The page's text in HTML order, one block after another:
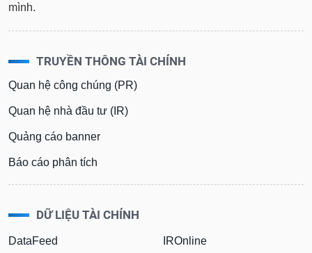
mình.
TRUYỀN THÔNG TÀI CHÍNH
Quan hệ công chúng (PR)
Quan hệ nhà đầu tư (IR)
Quảng cáo banner
Báo cáo phân tích
DỮ LIỆU TÀI CHÍNH
DataFeed
IROnline